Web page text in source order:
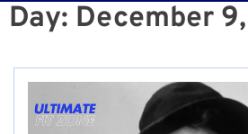
Day: December